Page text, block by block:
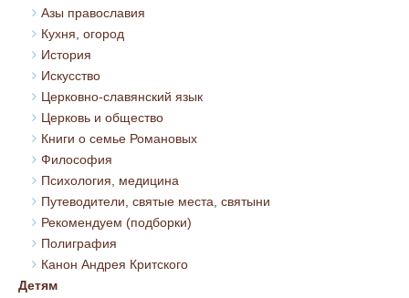
Азы православия
Кухня, огород
История
Искусство
Церковно-славянский язык
Церковь и общество
Книги о семье Романовых
Философия
Психология, медицина
Путеводители, святые места, святыни
Рекомендуем (подборки)
Полиграфия
Канон Андрея Критского
Детям